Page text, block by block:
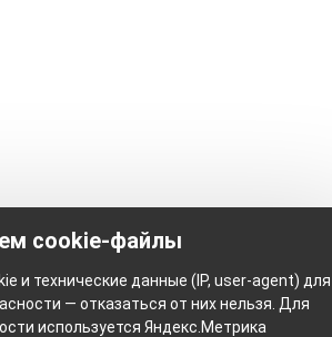
cookie-файлы
и технические данные (IP, user-agent) для
— отказаться от них нельзя. Для
используется Яндекс.Метрика